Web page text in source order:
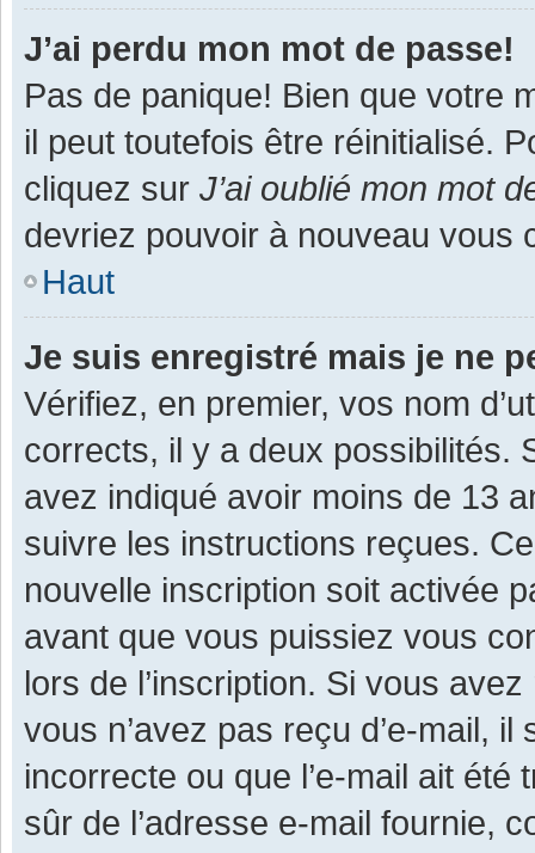
J’ai perdu mon mot de passe!
Pas de panique! Bien que votre
il peut toutefois être réinitialisé.
cliquez sur J’ai oublié mon mot
devriez pouvoir à nouveau vous
Haut
Je suis enregistré mais je ne
Vérifiez, en premier, vos nom
corrects, il y a deux possibilités.
avez indiqué avoir moins de 13
suivre les instructions reçues.
nouvelle inscription soit activée
avant que vous puissiez vous
lors de l’inscription. Si vous
vous n’avez pas reçu d’e-mail,
incorrecte ou que l’e-mail ait
sûr de l’adresse e-mail fournie,